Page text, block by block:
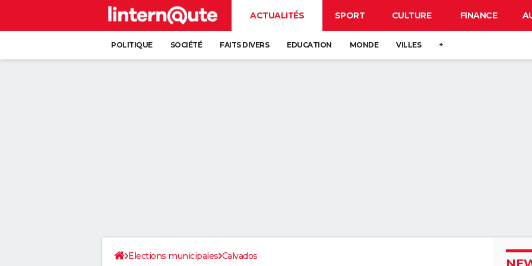
ACTUALITÉS SPORT CULTURE FINANCE
POLITIQUE SOCIÉTÉ FAITS DIVERS EDUCATION MONDE VILLES +
Elections municipales Calvados